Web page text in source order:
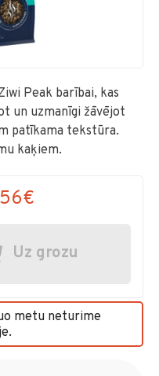
Peak barībai, kas
un uzmanīgi žāvējot
patīkama tekstūra.
kaķiem.
Uz grozu
metu neturime